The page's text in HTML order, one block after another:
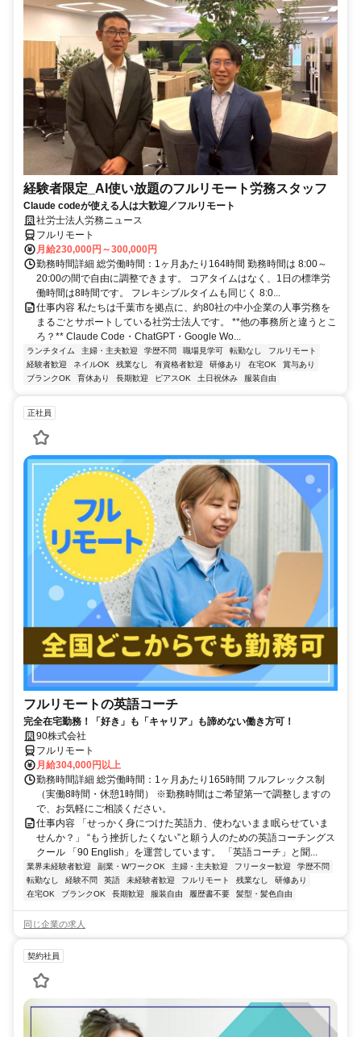
経験者限定_AI使い放題のフルリモート労務スタッフ
Claude codeが使える人は大歓迎／フルリモート
社労士法人労務ニュース
フルリモート
月給230,000円～300,000円
勤務時間詳細 総労働時間：1ヶ月あたり164時間 勤務時間は 8:00～
20:00の間で自由に調整できます。 コアタイムはなく、1日の標準労
働時間は8時間です。 フレキシブルタイムも同じく 8:0...
仕事内容 私たちは千葉市を拠点に、約80社の中小企業の人事労務を
まるごとサポートしている社労士法人です。 **他の事務所と違うとこ
ろ？** Claude Code・ChatGPT・Google Wo...
ランチタイム 主婦・主夫歓迎 学歴不問 職場見学可 転勤なし
フルリモート
経験者歓迎
ネイルOK 残業なし 有資格者歓迎 研修あり 在宅OK
賞与あり
ブランクOK
育休あり 長期歓迎 ピアスOK 土日祝休み 服装自由
正社員
フルリモートの英語コーチ
完全在宅勤務！「好き」も「キャリア」も諦めない働き方可！
90株式会社
フルリモート
月給304,000円以上
勤務時間詳細 総労働時間：1ヶ月あたり165時間 フルフレックス制
（実働8時間・休憩1時間） ※勤務時間はご希望第一で調整しますの
で、お気軽にご相談ください。
仕事内容 「せっかく身につけた英語力、使わないまま眠らせていま
せんか？」 “もう挫折したくない”と願う人のための英語コーチングス
クール 「90 English」を運営しています。 「英語コーチ」と聞...
業界未経験者歓迎 副業・WワークOK 主婦・主夫歓迎 フリーター歓迎
学歴不問
転勤なし
経験不問 英語 未経験者歓迎 フルリモート 残業なし
研修あり
在宅OK
ブランクOK 長期歓迎 服装自由 履歴書不要 髪型・髪色自由
同じ企業の求人
契約社員